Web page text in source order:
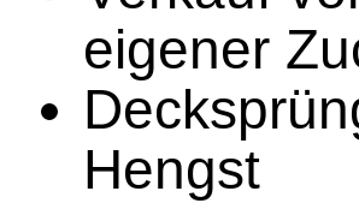
eigener
Hengst